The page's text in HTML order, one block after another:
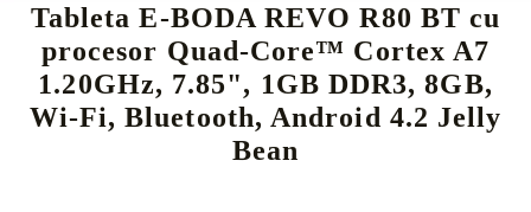
Tableta E-BODA REVO R80 BT cu
procesor Quad-Core™ Cortex A7
1.20GHz, 7.85", 1GB DDR3, 8GB,
Wi-Fi, Bluetooth, Android 4.2 Jelly
Bean